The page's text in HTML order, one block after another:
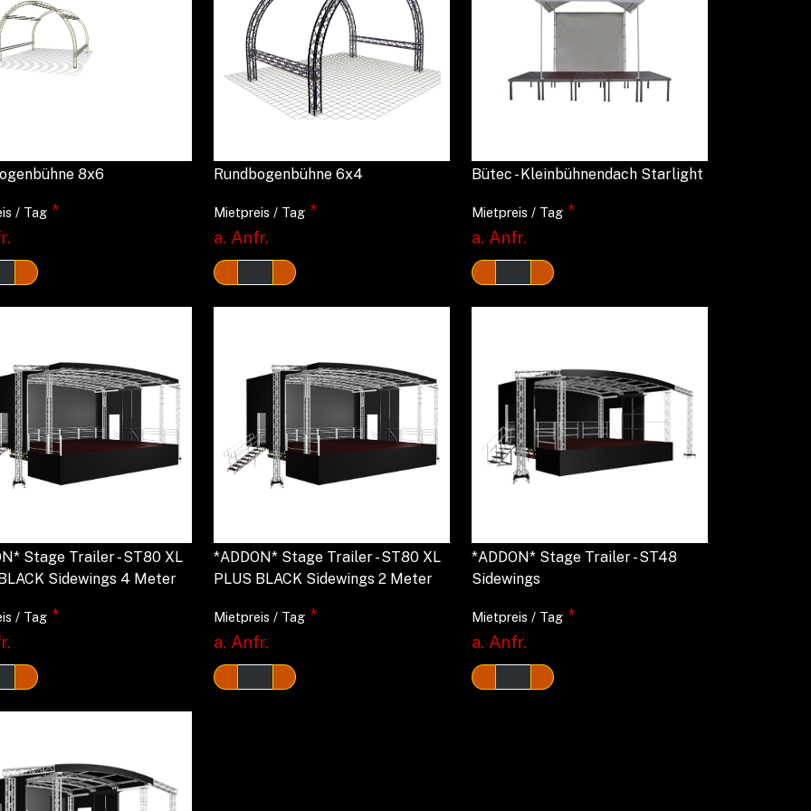
8x6
/ Tag *
Rundbogenbühne 6x4
Mietpreis / Tag *
a. Anfr.
Bütec - Kleinbühnendach Starlight
Mietpreis / Tag *
a. Anfr.
Stage Trailer - ST80 XL
Sidewings 4 Meter
/ Tag *
*ADDON* Stage Trailer - ST80 XL
PLUS BLACK Sidewings 2 Meter
Mietpreis / Tag *
a. Anfr.
*ADDON* Stage Trailer - ST48
Sidewings
Mietpreis / Tag *
a. Anfr.